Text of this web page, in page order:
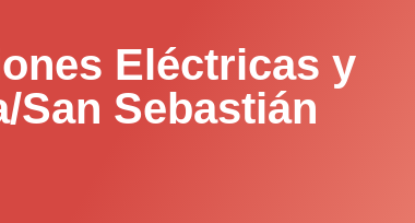
Eléctricas y
Sebastián